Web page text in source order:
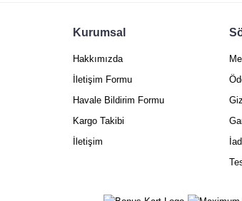
Kurumsal
Hakkımızda
İletişim Formu
Havale Bildirim Formu
Kargo Takibi
İletişim